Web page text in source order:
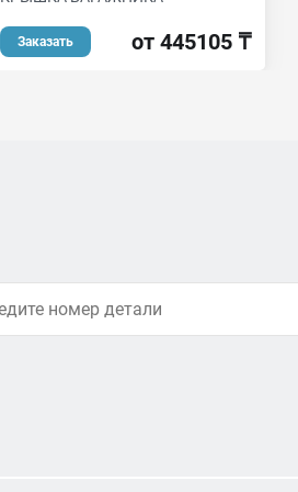
Заказать от 445105 ₸